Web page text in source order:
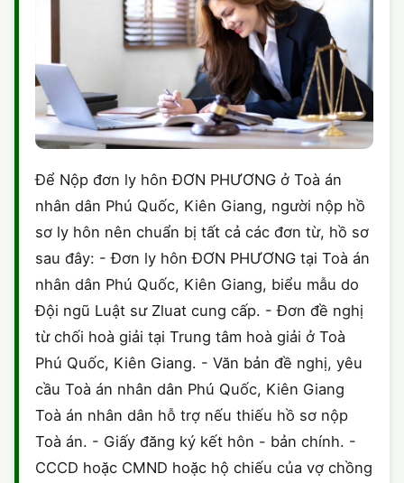
Để Nộp đơn ly hôn ĐƠN PHƯƠNG ở Toà án
nhân dân Phú Quốc, Kiên Giang, người nộp hồ
sơ ly hôn nên chuẩn bị tất cả các đơn từ, hồ sơ
sau đây: - Đơn ly hôn ĐƠN PHƯƠNG tại Toà án
nhân dân Phú Quốc, Kiên Giang, biểu mẫu do
Đội ngũ Luật sư Zluat cung cấp. - Đơn đề nghị
từ chối hoà giải tại Trung tâm hoà giải ở Toà
Phú Quốc, Kiên Giang. - Văn bản đề nghị, yêu
cầu Toà án nhân dân Phú Quốc, Kiên Giang
Toà án nhân dân hỗ trợ nếu thiếu hồ sơ nộp
Toà án. - Giấy đăng ký kết hôn - bản chính. -
CCCD hoặc CMND hoặc hộ chiếu của vợ chồng